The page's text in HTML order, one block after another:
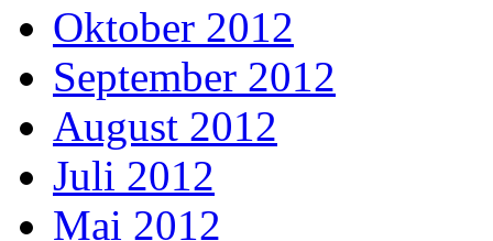
Oktober 2012
September 2012
August 2012
Juli 2012
Mai 2012